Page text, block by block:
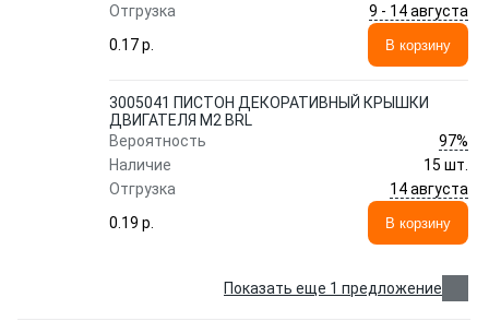
Отгрузка
9 - 14 августа
0.17 p.
В корзину
3005041 ПИСТОН ДЕКОРАТИВНЫЙ КРЫШКИ
ДВИГАТЕЛЯ M2 BRL
Вероятность
97%
Наличие
15 шт.
Отгрузка
14 августа
0.19 p.
В корзину
Показать еще 1 предложение